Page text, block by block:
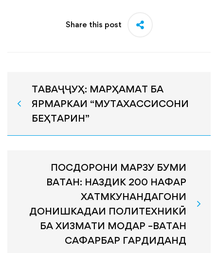
Share this post
ТАВАҶҶУҲ: МАРҲАМАТ БА
ЯРМАРКАИ “МУТАХАССИСОНИ
БЕҲТАРИН”
ПОСДОРОНИ МАРЗУ БУМИ
ВАТАН: НАЗДИК 200 НАФАР
ХАТМКУНАНДАГОНИ
ДОНИШКАДАИ ПОЛИТЕХНИКӢ
БА ХИЗМАТИ МОДАР –ВАТАН
САФАРБАР ГАРДИДАНД